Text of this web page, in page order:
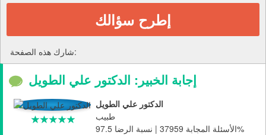
إطرح سؤالك
شارك هذه الصفحة:
إجابة الخبير: الدكتور علي الطويل
الدكتور علي الطويل
طبيب
الأسئلة المجابة 37959 | نسبة الرضا 97.5%